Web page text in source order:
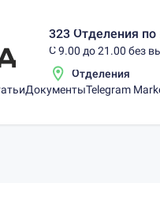
323 Отделения по
С 9.00 до 21.00 без
Отделения
ДокументыTelegram